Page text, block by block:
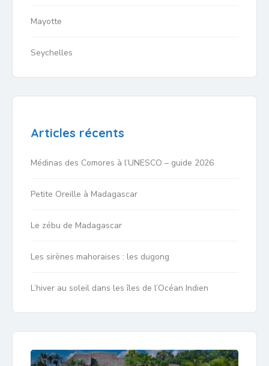
Mayotte
Seychelles
Articles récents
Médinas des Comores à l’UNESCO – guide 2026
Petite Oreille à Madagascar
Le zébu de Madagascar
Les sirènes mahoraises : les dugong
L’hiver au soleil dans les îles de l’Océan Indien